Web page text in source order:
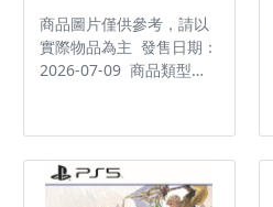
商品圖片僅供參考，請以
實際物品為主 發售日期：
2026-07-09 商品類型：
型：冒險 遊玩人數： 1
人 作品分級：限制級 製
作廠商：Ubisoft 發行廠